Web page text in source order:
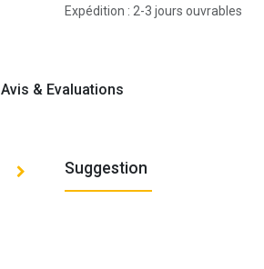
Expédition : 2-3 jours ouvrables
Avis & Evaluations
Suggestion